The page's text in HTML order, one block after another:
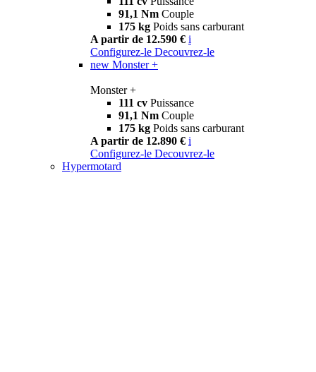
91,1 Nm Couple
175 kg Poids sans carburant
A partir de 12.590 € i
Configurez-le Decouvrez-le
new Monster +
Monster +
111 cv Puissance
91,1 Nm Couple
175 kg Poids sans carburant
A partir de 12.890 € i
Configurez-le Decouvrez-le
Hypermotard